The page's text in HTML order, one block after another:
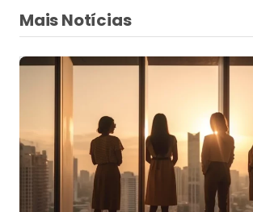
Mais Notícias